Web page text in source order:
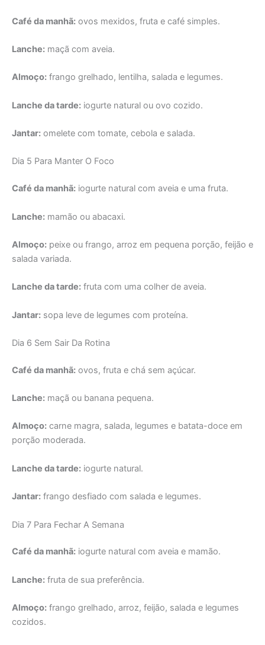
Café da manhã: ovos mexidos, fruta e café simples.
Lanche: maçã com aveia.
Almoço: frango grelhado, lentilha, salada e legumes.
Lanche da tarde: iogurte natural ou ovo cozido.
Jantar: omelete com tomate, cebola e salada.
Dia 5 Para Manter O Foco
Café da manhã: iogurte natural com aveia e uma fruta.
Lanche: mamão ou abacaxi.
Almoço: peixe ou frango, arroz em pequena porção, feijão e
salada variada.
Lanche da tarde: fruta com uma colher de aveia.
Jantar: sopa leve de legumes com proteína.
Dia 6 Sem Sair Da Rotina
Café da manhã: ovos, fruta e chá sem açúcar.
Lanche: maçã ou banana pequena.
Almoço: carne magra, salada, legumes e batata-doce em
porção moderada.
Lanche da tarde: iogurte natural.
Jantar: frango desfiado com salada e legumes.
Dia 7 Para Fechar A Semana
Café da manhã: iogurte natural com aveia e mamão.
Lanche: fruta de sua preferência.
Almoço: frango grelhado, arroz, feijão, salada e legumes
cozidos.